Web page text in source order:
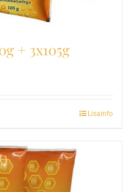
+ 3x105g
Lisainfo